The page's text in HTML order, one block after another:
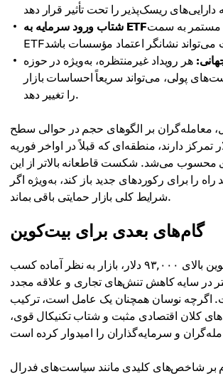
مستمر به سمت
هر رویداد غیرمنتظره، به‌ویژه در حوزه
پولی، می‌تواند سریعاً احساسات بازار
را تغییر دهد.
معامله‌گران بر الگوهای حجم در حوالی سطح
دلار تمرکز دارند، منطقه‌ای که قبلاً در اواخر فوریه
محسوب می‌شد. شکست قاطعانه بالاتر از این
را برای رکوردهای جدید باز کند، به‌ویژه اگر
شرایط کلی بازار حمایتی باقی بماند.
گام‌های بعدی برای بیت‌کوین
با تثبیت بیت‌کوین بالای ۹۳,۰۰۰ دلار، بازار به نظر آماده کسب
در سایه کاهش تنش‌های تجاری و علاقه مجدد
نوسان همچنان یک عامل است، ترکیب
کلان اقتصادی مثبت و شتاب تکنیکال قوی،
بر شاخص‌های کلیدی مانند سیاست‌های فدرال